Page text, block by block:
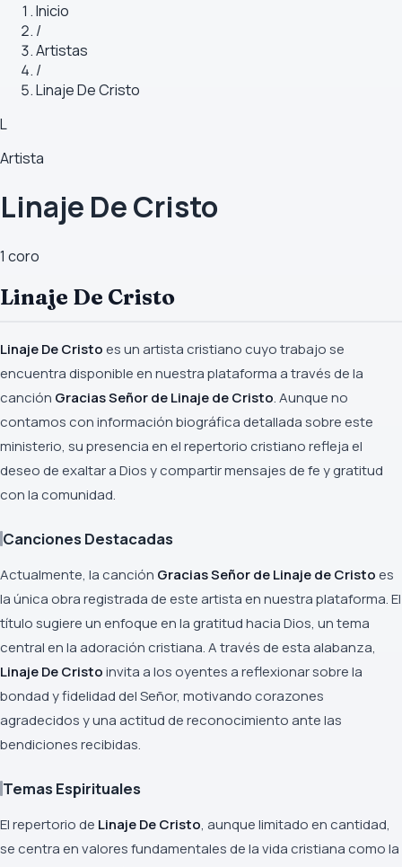
Inicio
/
Artistas
/
Linaje De Cristo
L
Artista
Linaje De Cristo
1 coro
Linaje De Cristo
Linaje De Cristoes un artista cristiano cuyo trabajo se
encuentra disponible en nuestra plataforma a través de la
canción Gracias Señor de Linaje de Cristo. Aunque no
contamos con información biográfica detallada sobre este
ministerio, su presencia en el repertorio cristiano refleja el
deseo de exaltar a Dios y compartir mensajes de fe y gratitud
con la comunidad.
Canciones Destacadas
Actualmente, la canción Gracias Señor de Linaje de Cristoes
la única obra registrada de este artista en nuestra plataforma. El
título sugiere un enfoque en la gratitud hacia Dios, un tema
central en la adoración cristiana. A través de esta alabanza,
Linaje De Cristoinvita a los oyentes a reflexionar sobre la
bondad y fidelidad del Señor, motivando corazones
agradecidos y una actitud de reconocimiento ante las
bendiciones recibidas.
Temas Espirituales
El repertorio de Linaje De Cristo, aunque limitado en cantidad,
se centra en valores fundamentales de la vida cristiana como la